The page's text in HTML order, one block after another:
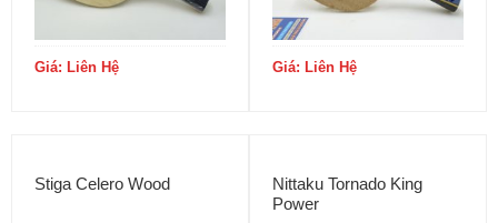
Giá: Liên Hệ Giá: Liên Hệ
Stiga Celero Wood
Nittaku Tornado King
Power